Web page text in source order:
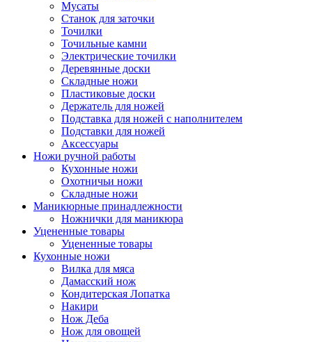
Мусаты
Станок для заточки
Точилки
Точильные камни
Электрические точилки
Деревянные доски
Складные ножи
Пластиковые доски
Держатель для ножей
Подставка для ножей с наполнителем
Подставки для ножей
Аксессуары
Ножи ручной работы
Кухонные ножи
Охотничьи ножи
Складные ножи
Маникюрные принадлежности
Ножнички для маникюра
Уцененные товары
Уцененные товары
Кухонные ножи
Вилка для мяса
Дамасский нож
Кондитерская Лопатка
Накири
Нож Деба
Нож для овощей